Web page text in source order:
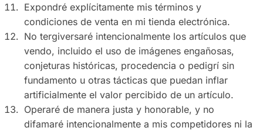
Expondré explícitamente mis términos y
condiciones de venta en mi tienda electrónica.
No tergiversaré intencionalmente los artículos que
vendo, incluido el uso de imágenes engañosas,
conjeturas históricas, procedencia o pedigrí sin
fundamento u otras tácticas que puedan inflar
artificialmente el valor percibido de un artículo.
Operaré de manera justa y honorable, y no
difamaré intencionalmente a mis competidores ni la